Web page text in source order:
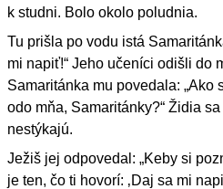
k studni. Bolo okolo poludnia.
Tu prišla po vodu istá
mi napiť!“ Jeho učeníci odišli do
Samaritánka mu povedala: „Ako
odo mňa, Samaritánky?“ Židia
nestýkajú.
Ježiš jej odpovedal: „Keby si
je ten, čo ti hovorí: ‚Daj sa mi